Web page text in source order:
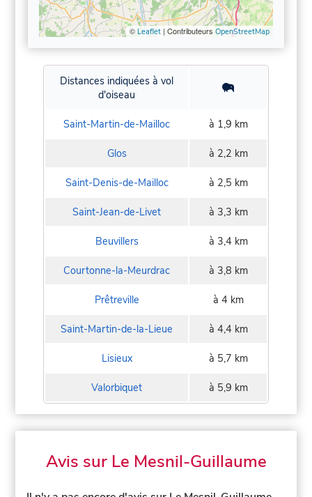
© Leaflet| Contributeurs OpenStreetMap
Distances indiquées à vol
d'oiseau
Saint-Martin-de-Mailloc à 1,9 km
Glos à 2,2 km
Saint-Denis-de-Mailloc à 2,5 km
Saint-Jean-de-Livet à 3,3 km
Beuvillers à 3,4 km
Courtonne-la-Meurdrac à 3,8 km
Prêtreville à 4 km
Saint-Martin-de-la-Lieue à 4,4 km
Lisieux à 5,7 km
Valorbiquet à 5,9 km
Avis sur Le Mesnil-Guillaume